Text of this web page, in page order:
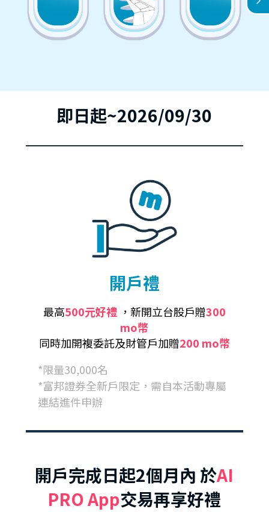
即日起~2026/09/30
開戶禮
最高500元好禮，新開立台股戶贈300
mo幣
同時加開複委託及財管戶加贈200 mo幣
*限量30,000名
*富邦證券全新戶限定，需自本活動專屬
連結進件申辦
開戶完成日起2個月內 於AI
PRO App交易再享好禮